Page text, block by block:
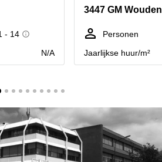
- 14
N/A
3447 GM
Personen
Jaarlijkse huur/m²